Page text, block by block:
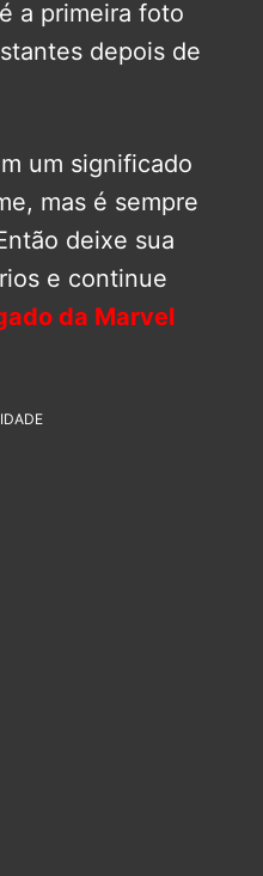
a primeira foto
depois de
um significado
mas é sempre
deixe sua
e continue
da Marvel